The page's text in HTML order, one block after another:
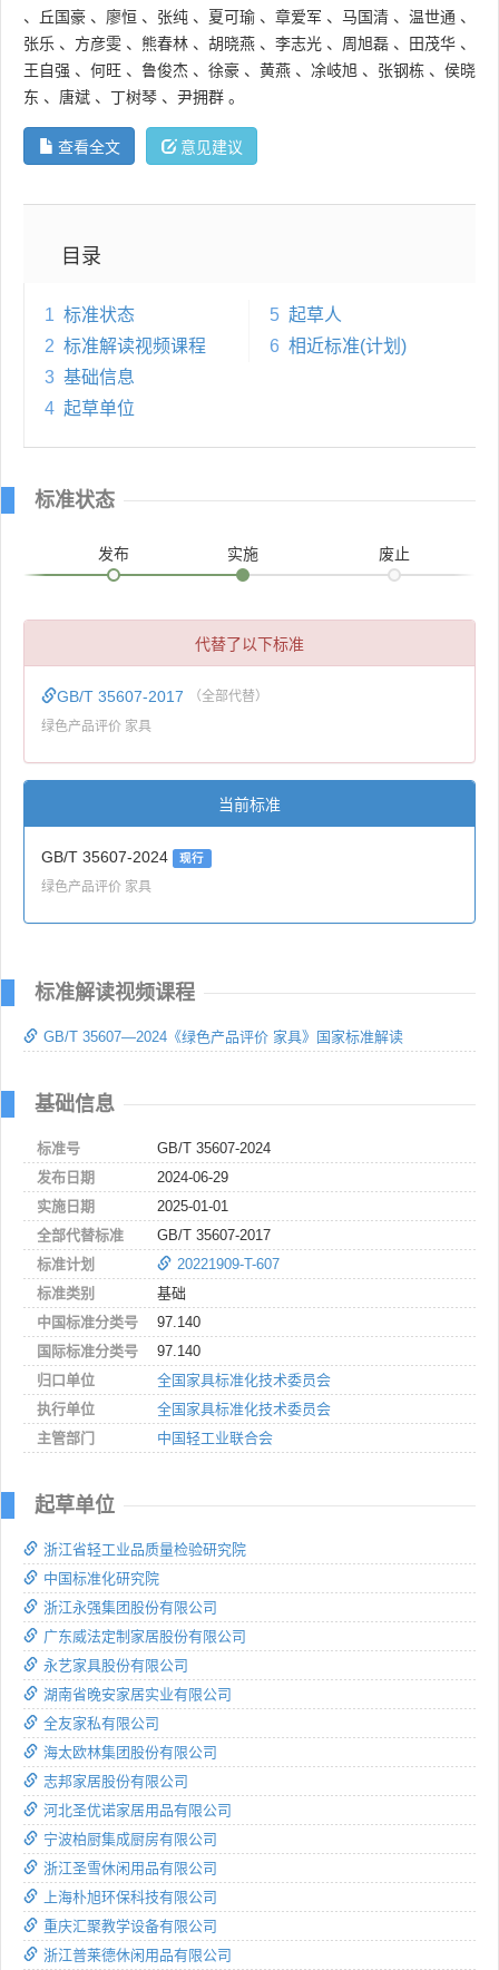
、
丘国豪 、 廖恒 、 张纯 、 夏可瑜 、 章爱军 、 马国清 、 温世通 、
张乐 、 方彦雯 、 熊春林 、 胡晓燕 、 李志光 、 周旭磊 、 田茂华 、
王自强 、 何旺 、 鲁俊杰 、 徐豪 、 黄燕 、 凃岐旭 、 张钢栋 、 侯晓
东 、 唐斌 、 丁树琴 、 尹拥群 。
查看全文 意见建议
目录
1 标准状态
2 标准解读视频课程
3 基础信息
4 起草单位
5 起草人
6 相近标准(计划)
标准状态
发布 实施 废止
代替了以下标准
GB/T 35607-2017 （全部代替）
绿色产品评价 家具
当前标准
GB/T 35607-2024 现行
绿色产品评价 家具
标准解读视频课程
GB/T 35607—2024《绿色产品评价 家具》国家标准解读
基础信息
标准号
GB/T 35607-2024
发布日期
2024-06-29
实施日期
2025-01-01
全部代替标准
GB/T 35607-2017
标准计划
20221909-T-607
标准类别
基础
中国标准分类号
97.140
国际标准分类号
97.140
归口单位
全国家具标准化技术委员会
执行单位
全国家具标准化技术委员会
主管部门
中国轻工业联合会
起草单位
浙江省轻工业品质量检验研究院
中国标准化研究院
浙江永强集团股份有限公司
广东威法定制家居股份有限公司
永艺家具股份有限公司
湖南省晚安家居实业有限公司
全友家私有限公司
海太欧林集团股份有限公司
志邦家居股份有限公司
河北圣优诺家居用品有限公司
宁波柏厨集成厨房有限公司
浙江圣雪休闲用品有限公司
上海朴旭环保科技有限公司
重庆汇聚教学设备有限公司
浙江普莱德休闲用品有限公司